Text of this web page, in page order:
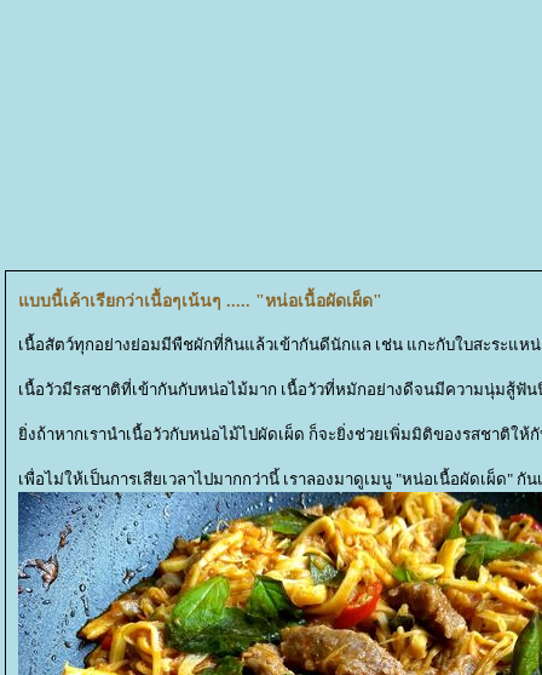
บบนี้เค้าเรียกว่าเนื้อๆเน้นๆ ..... "หน่อเนื้อผัดเผ็ด"
เนื้อสัตว์ทุกอย่างย่อมมีพืชผักที่กินแล้วเข้ากันดีนักแล เช่น แกะกับใบสะระแห
เนื้อวัวมีรสชาติที่เข้ากันกับหน่อไม้มาก เนื้อวัวที่หมักอย่างดีจนมีความนุ่มสู้ฟั
งถ้าหากเรานำเนื้อวัวกับหน่อไม้ไปผัดเผ็ด ก็จะยิ่งช่วยเพิ่มมิติของรสชาติใ
เพื่อไม่ให้เป็นการเสียเวลาไปมากกว่านี้ เราลองมาดูเมนู "หน่อเนื้อผัดเผ็ด"